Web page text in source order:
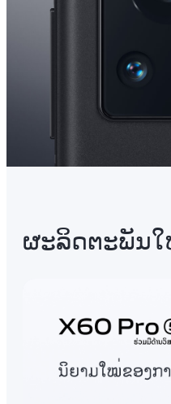
ຜະລິດຕະພັນໃ